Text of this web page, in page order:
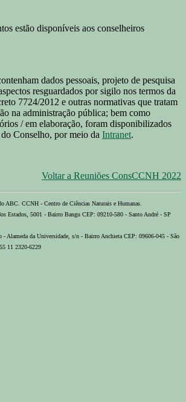
estão disponíveis aos conselheiros
dados pessoais, projeto de pesquisa
resguardados por sigilo nos termos da
7724/2012 e outras normativas que tratam
na administração pública; bem como
/ em elaboração, foram disponibilizados
Conselho, por meio da Intranet.
Voltar a Reuniões ConsCCNH 2022
ABC. CCNH - Centro de Ciências Naturais e Humanas.
Estados, 5001 - Bairro Bangu CEP: 09210-580 - Santo André - SP
- Alameda da Universidade, s/n - Bairro Anchieta CEP: 09606-045 - São
11 2320-6229